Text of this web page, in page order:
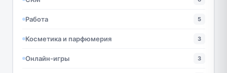
Работа 5
Косметика и парфюмерия 3
Онлайн-игры 3